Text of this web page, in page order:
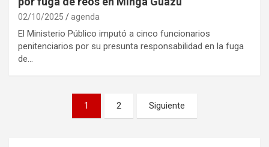
02/10/2025 agenda
El Ministerio Público imputó a cinco funcionarios
penitenciarios por su presunta responsabilidad en la fuga
de…
Navegación
1 2 Siguiente